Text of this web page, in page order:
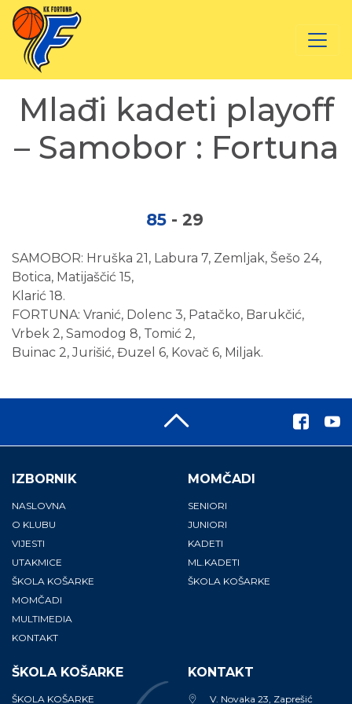
Mlađi kadeti playoff
– Samobor : Fortuna
85 - 29
SAMOBOR: Hruška 21, Labura 7, Zemljak, Šešo 24,
Botica, Matijaščić 15,
Klarić 18.
FORTUNA: Vranić, Dolenc 3, Patačko, Barukčić,
Vrbek 2, Samodog 8, Tomić 2,
Buinac 2, Jurišić, Đuzel 6, Kovač 6, Miljak.
IZBORNIK
NASLOVNA
O KLUBU
VIJESTI
UTAKMICE
ŠKOLA KOŠARKE
MOMČADI
MULTIMEDIA
KONTAKT
MOMČADI
SENIORI
JUNIORI
KADETI
ML.KADETI
ŠKOLA KOŠARKE
ŠKOLA KOŠARKE
ŠKOLA KOŠARKE
KONTAKT
V. Novaka 23, Zaprešić